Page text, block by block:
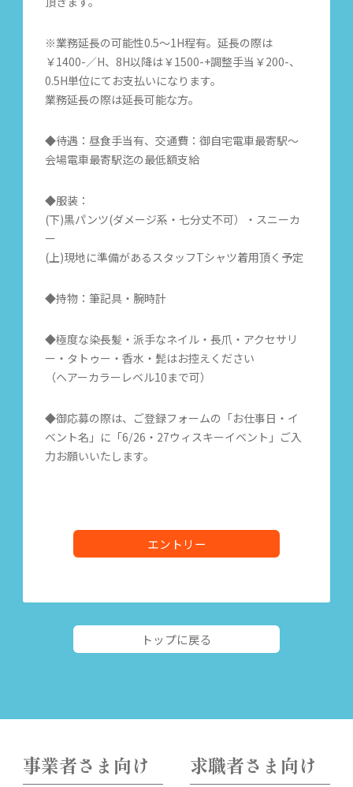
※業務延長の可能性0.5～1H程有。延長の際は
￥1400-／H、8H以降は￥1500-+調整手当￥200-、
0.5H単位にてお支払いになります。
業務延長の際は延長可能な方。
◆待遇：昼食手当有、交通費：御自宅電車最寄駅〜
会場電車最寄駅迄の最低額支給
◆服装：
(下)黒パンツ(ダメージ系・七分丈不可）・スニーカ
ー
(上)現地に準備があるスタッフTシャツ着用頂く予定
◆持物：筆記具・腕時計
◆極度な染長髪・派手なネイル・長爪・アクセサリ
ー・タトゥー・香水・髭はお控えください
（ヘアーカラーレベル10まで可）
◆御応募の際は、ご登録フォームの「お仕事日・イ
ベント名」に「6/26・27ウィスキーイベント」ご入
力お願いいたします。
エントリー
トップに戻る
事業者さま向け 求職者さま向け